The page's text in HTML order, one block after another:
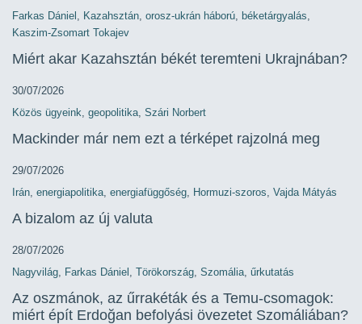
Farkas Dániel , Kazahsztán, orosz-ukrán háború, béketárgyalás,
Kaszim-Zsomart Tokajev
Miért akar Kazahsztán békét teremteni Ukrajnában?
30/07/2026
Közös ügyeink, geopolitika, Szári Norbert
Mackinder már nem ezt a térképet rajzolná meg
29/07/2026
Irán, energiapolitika, energiafüggőség, Hormuzi-szoros, Vajda Mátyás
A bizalom az új valuta
28/07/2026
Nagyvilág, Farkas Dániel , Törökország, Szomália, űrkutatás
Az oszmánok, az űrrakéták és a Temu-csomagok:
miért épít Erdoğan befolyási övezetet Szomáliában?